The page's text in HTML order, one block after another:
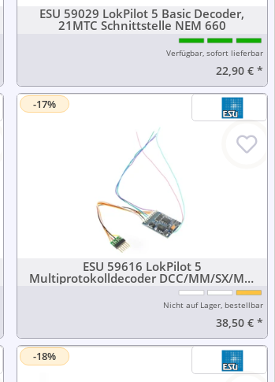
ESU 59029 LokPilot 5 Basic Decoder,
21MTC Schnittstelle NEM 660
Verfügbar, sofort lieferbar
22,90 €*
-17%
ESU 59616 LokPilot 5
Multiprotokolldecoder DCC/MM/SX/M4,
6-pin Stecker NEM651
Nicht auf Lager, bestellbar
38,50 €*
-18%